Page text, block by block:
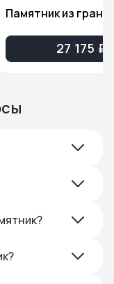
27 175 ₽